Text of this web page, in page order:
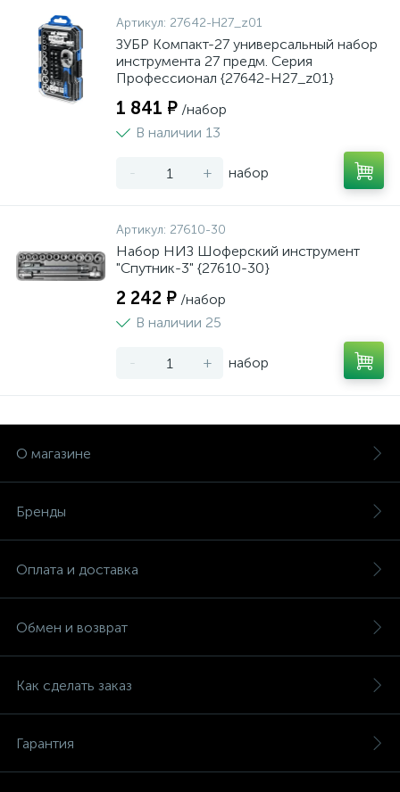
Артикул: 27642-H27_z01
ЗУБР Компакт-27 универсальный набор
инструмента 27 предм. Серия
Профессионал {27642-H27_z01}
1 841 ₽ /набор
В наличии 13
- + набор
Артикул: 27610-30
Набор НИЗ Шоферский инструмент
"Спутник-3" {27610-30}
2 242 ₽ /набор
В наличии 25
- + набор
О магазине
Бренды
Оплата и доставка
Обмен и возврат
Как сделать заказ
Гарантия